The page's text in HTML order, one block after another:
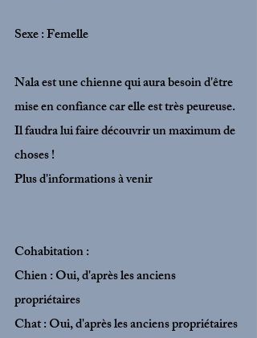
Sexe : Femelle
Nala est une chienne qui aura besoin d'être
mise en confiance car elle est très peureuse.
Il faudra lui faire découvrir un maximum de
choses !
Plus d'informations à venir
Cohabitation :
Chien : Oui, d'après les anciens
propriétaires
Chat : Oui, d'après les anciens propriétaires